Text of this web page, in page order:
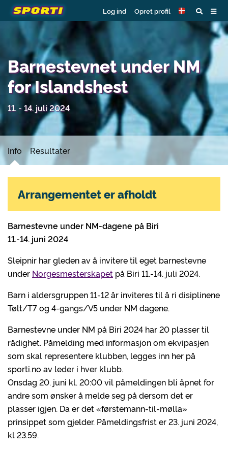
Log ind Opret profil
Barnestevnet under NM
for Islandshest
11. - 14. juli 2024
Info Resultater
Barnestevne under NM-dagene på Biri
11.-14. juni 2024
Sleipnir har gleden av å invitere til eget barnestevne
under Norgesmesterskapet på Biri 11.-14. juli 2024.
Barn i aldersgruppen 11-12 år inviteres til å ri disiplinene
Tølt/T7 og 4-gangs/V5 under NM dagene.
Barnestevne under NM på Biri 2024 har 20 plasser til
rådighet. Påmelding med informasjon om ekvipasjen
som skal representere klubben, legges inn her på
sporti.no av leder i hver klubb.
Onsdag 20. juni kl. 20:00 vil påmeldingen bli åpnet for
andre som ønsker å melde seg på dersom det er
plasser igjen. Da er det «førstemann-til-mølla»
prinsippet som gjelder. Påmeldingsfrist er 23. juni 2024,
kl 23.59.
Arrangementet er afholdt